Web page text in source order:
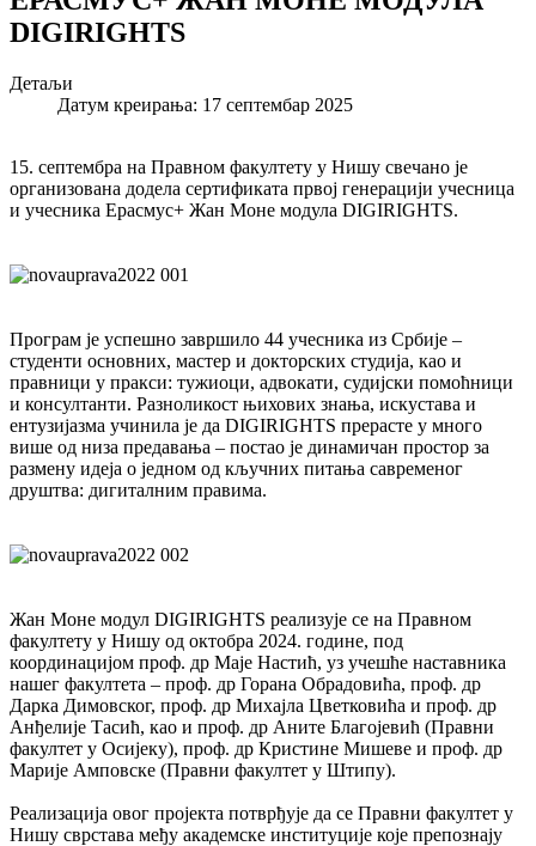
DIGIRIGHTS
Детаљи
Датум креирања: 17 септембар 2025
15. септембра на Правном факултету у Нишу свечано је
организована додела сертификата првој генерацији учесница
и учесника Ерасмус+ Жан Моне модула DIGIRIGHTS.
Програм је успешно завршило 44 учесника из Србије –
студенти основних, мастер и докторских студија, као и
правници у пракси: тужиоци, адвокати, судијски помоћници
и консултанти. Разноликост њихових знања, искустава и
ентузијазма учинила је да DIGIRIGHTS прерасте у много
више од низа предавања – постао је динамичан простор за
размену идеја о једном од кључних питања савременог
друштва: дигиталним правима.
Жан Моне модул DIGIRIGHTS реализује се на Правном
факултету у Нишу од октобра 2024. године, под
координацијом проф. др Маје Настић, уз учешће наставника
нашег факултета – проф. др Горана Обрадовића, проф. др
Дарка Димовског, проф. др Михајла Цветковића и проф. др
Анђелије Тасић, као и проф. др Аните Благојевић (Правни
факултет у Осијеку), проф. др Кристине Мишеве и проф. др
Марије Амповске (Правни факултет у Штипу).
Реализација овог пројекта потврђује да се Правни факултет у
Нишу сврстава међу академске институције које препознају